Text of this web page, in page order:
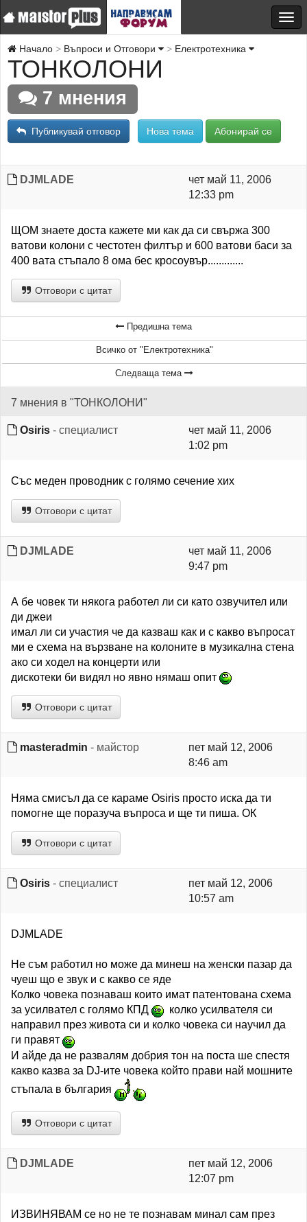
Начало Въпроси и Отговори Електротехника
ТОНКОЛОНИ
7 мнения
Публикувай отговор Нова тема Абонирай се
DJMLADE
чет май 11, 2006
12:33 pm
ЩОМ знаете доста кажете ми как да си свържа 300
ватови колони с честотен филтър и 600 ватови баси за
400 вата стъпало 8 ома бес кросоувър.............
Отговори с цитат
Предишна тема
Всичко от "Електротехника"
Следваща тема
7 мнения в "ТОНКОЛОНИ"
Osiris - специалист
чет май 11, 2006
1:02 pm
Със меден проводник с голямо сечение хих
Отговори с цитат
DJMLADE
чет май 11, 2006
9:47 pm
А бе човек ти някога работел ли си като озвучител или
ди джеи
имал ли си участия че да казваш как и с какво въпросат
ми е схема на вързване на колоните в музикална стена
ако си ходел на концерти или
дискотеки би видял но явно нямаш опит
Отговори с цитат
masteradmin - майстор
пет май 12, 2006
8:46 am
Няма смисъл да се караме Osiris просто иска да ти
помогне ще поразуча въпроса и ще ти пиша. ОК
Отговори с цитат
Osiris - специалист
пет май 12, 2006
10:57 am
DJMLADE
Не съм работил но може да минеш на женски пазар да
чуеш що е звук и с какво се яде
Колко човека познаваш които имат патентована схема
за усилвател с голямо КПД
колко усилвателя си
направил през живота си и колко човека си научил да
ги правят
И айде да не развалям добрия тон на поста ше спестя
какво казва за DJ-ите човека който прави най мошните
стъпала в българия
Отговори с цитат
DJMLADE
пет май 12, 2006
12:07 pm
ИЗВИНЯВАМ се но не те познавам минал сам през